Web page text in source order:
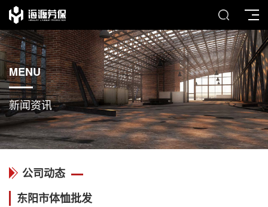
MENU
新闻资讯
公司动态
东阳市体恤批发